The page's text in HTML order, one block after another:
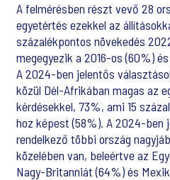
A felmérésben részt vevő 28
egyetértés ezekkel az
százalékpontos növekedés
megegyezik a 2016-os (60%)
A 2024-ben jelentős
közül Dél-Afrikában magas az
kérdésekkel, 73%, ami 15
hoz képest (58%). A 2024-ben
rendelkező többi ország
közelében van, beleértve az
Nagy-Britanniát (64%) és